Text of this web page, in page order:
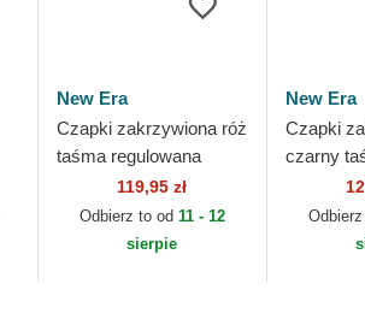
New Era
Czapki zakrzywiona róż
taśma regulowana
9FORTY League
Essential New York
Yankees MLB New Era
119,95 zł
Odbierz to od 11 - 12
sierpie
New Era
Czapki
czarny
Floral
Yankees